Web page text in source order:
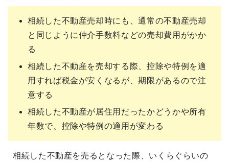
相続した不動産売却時にも、通常の不動産売却
と同じように仲介手数料などの売却費用がかか
る
相続した不動産を売却する際、控除や特例を適
用すれば税金が安くなるが、期限があるので注
意する
相続した不動産が居住用だったかどうかや所有
年数で、控除や特例の適用が変わる
相続した不動産を売るとなった際、いくらぐらいの